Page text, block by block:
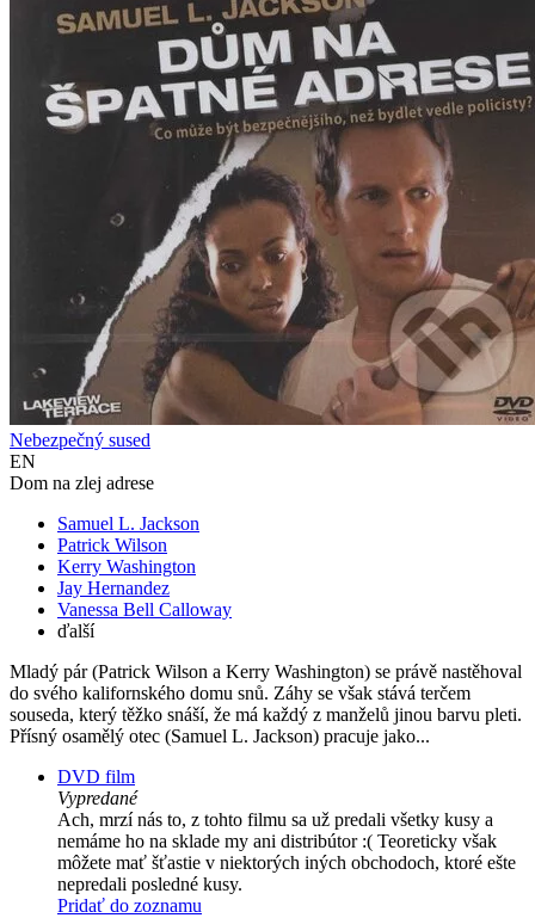
Nebezpečný sused
EN
Dom na zlej adrese
Samuel L. Jackson
Patrick Wilson
Kerry Washington
Jay Hernandez
Vanessa Bell Calloway
ďalší
Mladý pár (Patrick Wilson a Kerry Washington) se právě nastěhoval
do svého kalifornského domu snů. Záhy se však stává terčem
souseda, který těžko snáší, že má každý z manželů jinou barvu pleti.
Přísný osamělý otec (Samuel L. Jackson) pracuje jako...
DVD film
Vypredané
Ach, mrzí nás to, z tohto filmu sa už predali všetky kusy a
nemáme ho na sklade my ani distribútor :( Teoreticky však
môžete mať šťastie v niektorých iných obchodoch, ktoré ešte
nepredali posledné kusy.
Pridať do zoznamu